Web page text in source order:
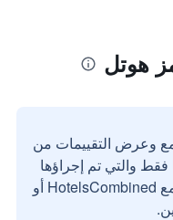
هوتل
وعرض التقييمات من
والتي تم إجراؤها
بواسطة مستخدمين حقيقيين مع HotelsCombined أو